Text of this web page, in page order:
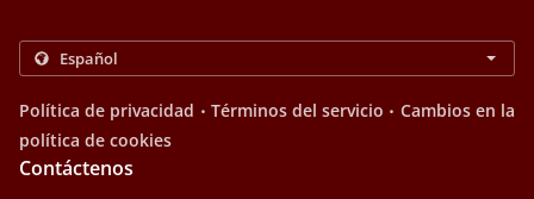
Política de privacidad . Términos del servicio . Cambios en la
política de cookies
Contáctenos